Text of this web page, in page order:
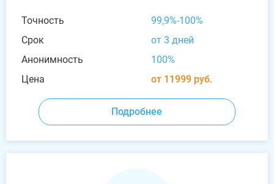
Точность
99,9%-100%
Срок
от 3 дней
Анонимность
100%
Цена
от 11999 руб.
Подробнее